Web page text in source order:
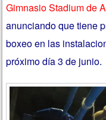
Gimnasio Stadium de
anunciando que tiene
boxeo en las
próximo día 3 de junio.